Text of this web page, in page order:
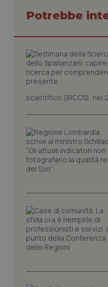
Potrebbe
scientifico (IRCCS):